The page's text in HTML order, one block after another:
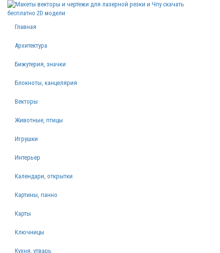
Главная
Архитектура
Бижутерия, значки
Блокноты, канцелярия
Векторы
Животные, птицы
Игрушки
Интерьер
Календари, открытки
Картины, панно
Карты
Ключницы
Кухня, утварь